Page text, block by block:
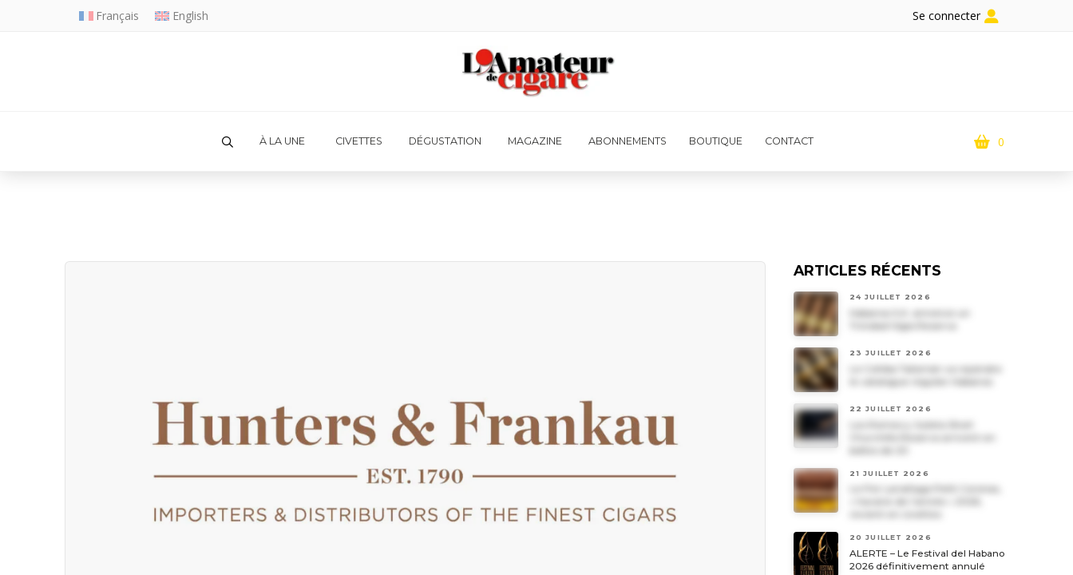
Français English Se connecter
À LA UNE CIVETTES DÉGUSTATION MAGAZINE ABONNEMENTS BOUTIQUE CONTACT 0
ARTICLES RÉCENTS
24 JUILLET 2026
Habanos S.A. annonce un
Trinidad Vigia Reserva
23 JUILLET 2026
Le Cohiba Talismán va rejoindre
le catalogue régulier Habanos
22 JUILLET 2026
Les Romeo y Julieta Short
21 JUILLET 2026
Le Por Larrañaga Petit Coronas,
20 JUILLET 2026
ALERTE – Le Festival del Habano
2026 définitivement annulé